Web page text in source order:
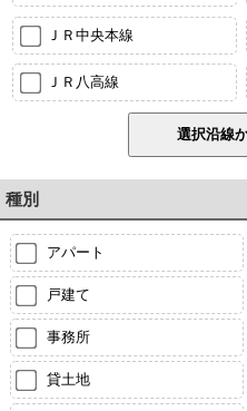
ＪＲ中央本線
ＪＲ八高線
種別
アパート
戸建て
事務所
貸土地